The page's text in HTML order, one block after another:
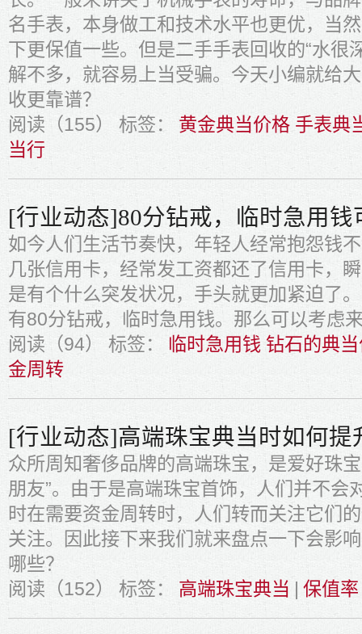
名手表，本身做工和技术水平也更优，当
下更保值一些。但是二手手表回收的“水很
解不多，就容易上当受骗。今天小编就给
收更靠谱？
阅读（155） 标签：
黄金典当价格 手表典
当行
[行业动态]80分钻戒，临时急用钱
如今人们生活节奏快，年轻人经常抱怨钱
几张信用卡，经常发工资都还了信用卡，
是有个什么突发状况，手头就更加紧迫了
有80分钻戒，临时急用钱。那么可以考虑
阅读（94） 标签：
临时急用钱 钻石的典
金周转
[行业动态]高端珠宝典当时如何提
众所周知奢侈品牌的高端珠宝，是爱好珠
朋友”。由于是高端珠宝首饰，人们并不会
时在需要资金周转时，人们转而关注它们
关注。因此接下来我们就来盘点一下会影
哪些？
阅读（152） 标签： 高端珠宝典当 | 保值率